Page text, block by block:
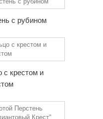
с рубином
с крестом и